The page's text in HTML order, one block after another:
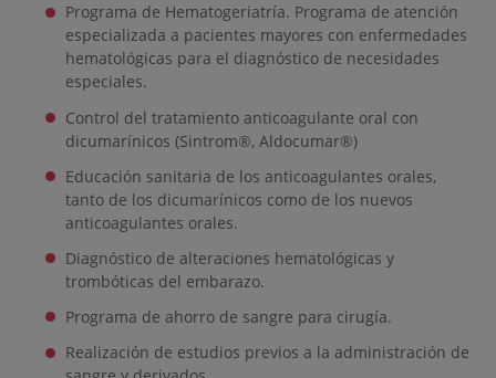
Programa de Hematogeriatría. Programa de atención
especializada a pacientes mayores con enfermedades
hematológicas para el diagnóstico de necesidades
especiales.
Control del tratamiento anticoagulante oral con
dicumarínicos (Sintrom®, Aldocumar®)
Educación sanitaria de los anticoagulantes orales,
tanto de los dicumarínicos como de los nuevos
anticoagulantes orales.
Diagnóstico de alteraciones hematológicas y
trombóticas del embarazo.
Programa de ahorro de sangre para cirugía.
Realización de estudios previos a la administración de